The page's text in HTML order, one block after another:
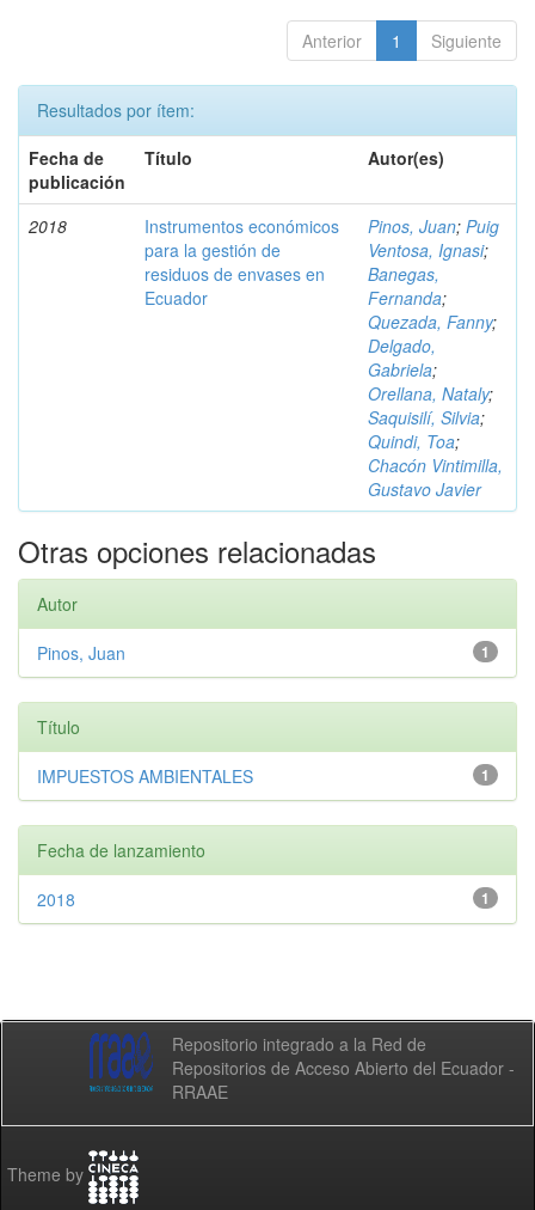
Anterior 1 Siguiente
Resultados por ítem:
Fecha de
publicación
Título Autor(es)
2018
Instrumentos económicos
para la gestión de
residuos de envases en
Ecuador
Pinos, Juan; Puig
Ventosa, Ignasi;
Banegas,
Fernanda;
Quezada, Fanny;
Delgado,
Gabriela;
Orellana, Nataly;
Saquisilí, Silvia;
Quindi, Toa;
Chacón Vintimilla,
Gustavo Javier
Otras opciones relacionadas
Autor
1
Pinos, Juan
Título
1
IMPUESTOS AMBIENTALES
Fecha de lanzamiento
1
2018
Repositorio integrado a la Red de
Repositorios de Acceso Abierto del Ecuador -
RRAAE
Theme by